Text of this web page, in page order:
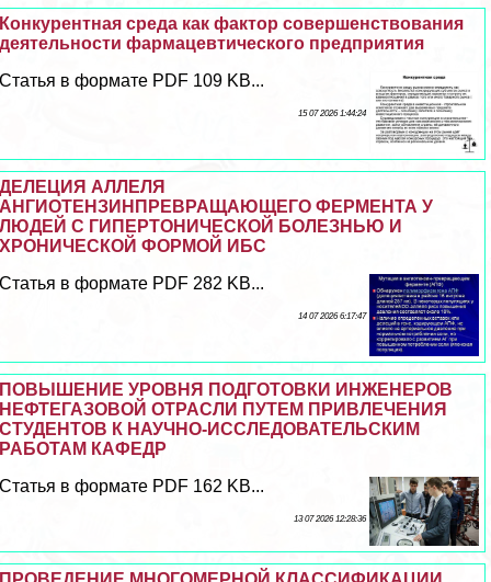
Конкурентная среда как фактор совершенствования
деятельности фармацевтического предприятия
Статья в формате PDF 109 KB...
15 07 2026 1:44:24
ДЕЛЕЦИЯ АЛЛЕЛЯ
АНГИОТЕНЗИНПРЕВРАЩАЮЩЕГО ФЕРМЕНТА У
ЛЮДЕЙ С ГИПЕРТОНИЧЕСКОЙ БОЛЕЗНЬЮ И
ХРОНИЧЕСКОЙ ФОРМОЙ ИБС
Статья в формате PDF 282 KB...
14 07 2026 6:17:47
ПОВЫШЕНИЕ УРОВНЯ ПОДГОТОВКИ ИНЖЕНЕРОВ
НЕФТЕГАЗОВОЙ ОТРАСЛИ ПУТЕМ ПРИВЛЕЧЕНИЯ
СТУДЕНТОВ К НАУЧНО-ИССЛЕДОВАТЕЛЬСКИМ
РАБОТАМ КАФЕДР
Статья в формате PDF 162 KB...
13 07 2026 12:28:36